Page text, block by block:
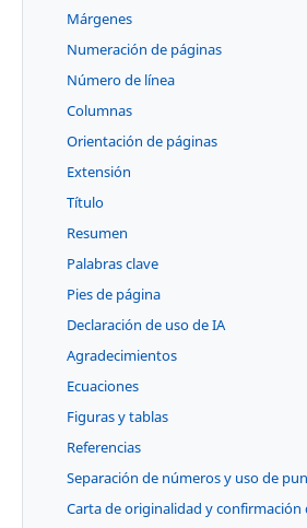
Márgenes
Numeración de páginas
Número de línea
Columnas
Orientación de páginas
Extensión
Título
Resumen
Palabras clave
Pies de página
Declaración de uso de IA
Agradecimientos
Ecuaciones
Figuras y tablas
Referencias
Separación de números y uso de
Carta de originalidad y confirmación